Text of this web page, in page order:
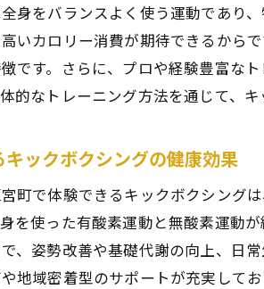
身をバランスよく使う運動であり
いカロリー消費が期待できるから
です。さらに、プロや経験豊富な
的なトレーニング方法を通じて、
ックボクシングの健康効果
町で体験できるキックボクシング
を使った有酸素運動と無酸素運動
、姿勢改善や基礎代謝の向上、日
地域密着型のサポートが充実して